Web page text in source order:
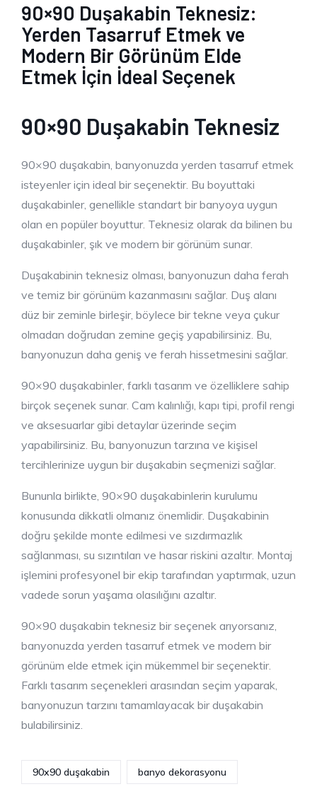
90×90 Duşakabin Teknesiz:
Yerden Tasarruf Etmek ve
Modern Bir Görünüm Elde
Etmek İçin İdeal Seçenek
90×90 Duşakabin Teknesiz
90×90 duşakabin, banyonuzda yerden tasarruf etmek
isteyenler için ideal bir seçenektir. Bu boyuttaki
duşakabinler, genellikle standart bir banyoya uygun
olan en popüler boyuttur. Teknesiz olarak da bilinen bu
duşakabinler, şık ve modern bir görünüm sunar.
Duşakabinin teknesiz olması, banyonuzun daha ferah
ve temiz bir görünüm kazanmasını sağlar. Duş alanı
düz bir zeminle birleşir, böylece bir tekne veya çukur
olmadan doğrudan zemine geçiş yapabilirsiniz. Bu,
banyonuzun daha geniş ve ferah hissetmesini sağlar.
90×90 duşakabinler, farklı tasarım ve özelliklere sahip
birçok seçenek sunar. Cam kalınlığı, kapı tipi, profil rengi
ve aksesuarlar gibi detaylar üzerinde seçim
yapabilirsiniz. Bu, banyonuzun tarzına ve kişisel
tercihlerinize uygun bir duşakabin seçmenizi sağlar.
Bununla birlikte, 90×90 duşakabinlerin kurulumu
konusunda dikkatli olmanız önemlidir. Duşakabinin
doğru şekilde monte edilmesi ve sızdırmazlık
sağlanması, su sızıntıları ve hasar riskini azaltır. Montaj
işlemini profesyonel bir ekip tarafından yaptırmak, uzun
vadede sorun yaşama olasılığını azaltır.
90×90 duşakabin teknesiz bir seçenek arıyorsanız,
banyonuzda yerden tasarruf etmek ve modern bir
görünüm elde etmek için mükemmel bir seçenektir.
Farklı tasarım seçenekleri arasından seçim yaparak,
banyonuzun tarzını tamamlayacak bir duşakabin
bulabilirsiniz.
90x90 duşakabin banyo dekorasyonu